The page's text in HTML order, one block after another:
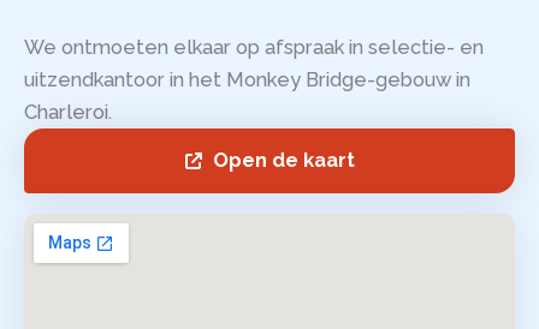
We ontmoeten elkaar op afspraak in selectie- en
uitzendkantoor in het Monkey Bridge-gebouw in
Charleroi.
Open de kaart